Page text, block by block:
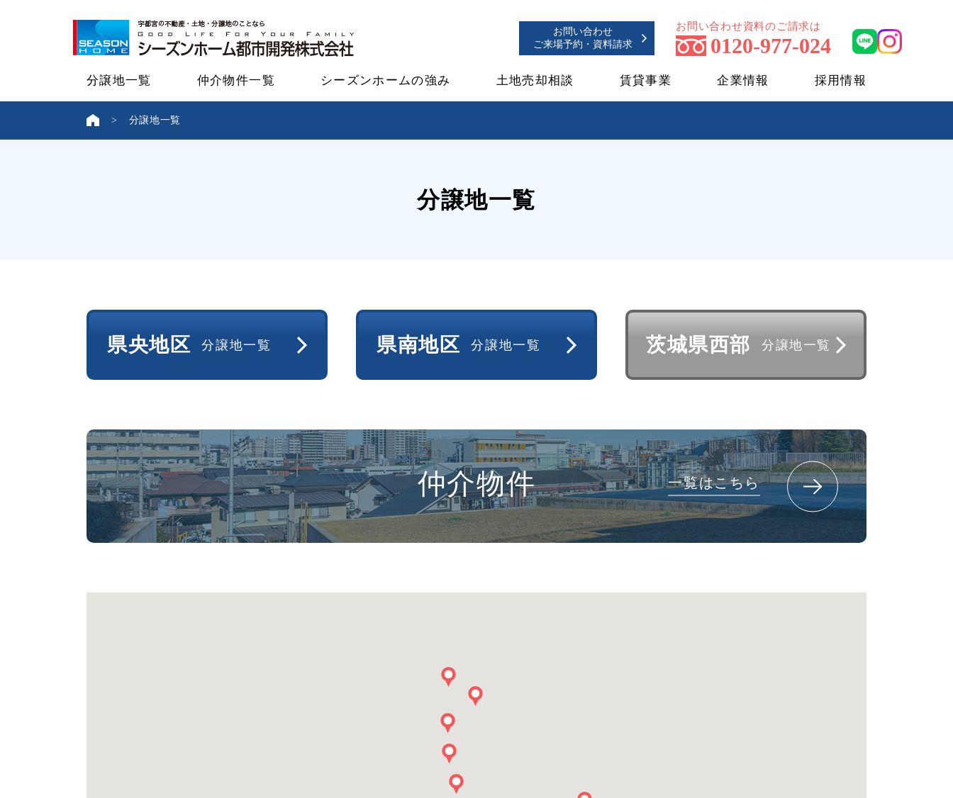
お問い合わせ
ご来場予約・資料請求
お問い合わせ資料のご請求は
0120-977-024
分譲地一覧 仲介物件一覧 シーズンホームの強み 土地売却相談 賃貸事業 企業情報 採用情報
分譲地一覧
分譲地一覧
県央地区 分譲地一覧 県南地区 分譲地一覧 茨城県西部 分譲地一覧
仲介物件 一覧はこちら